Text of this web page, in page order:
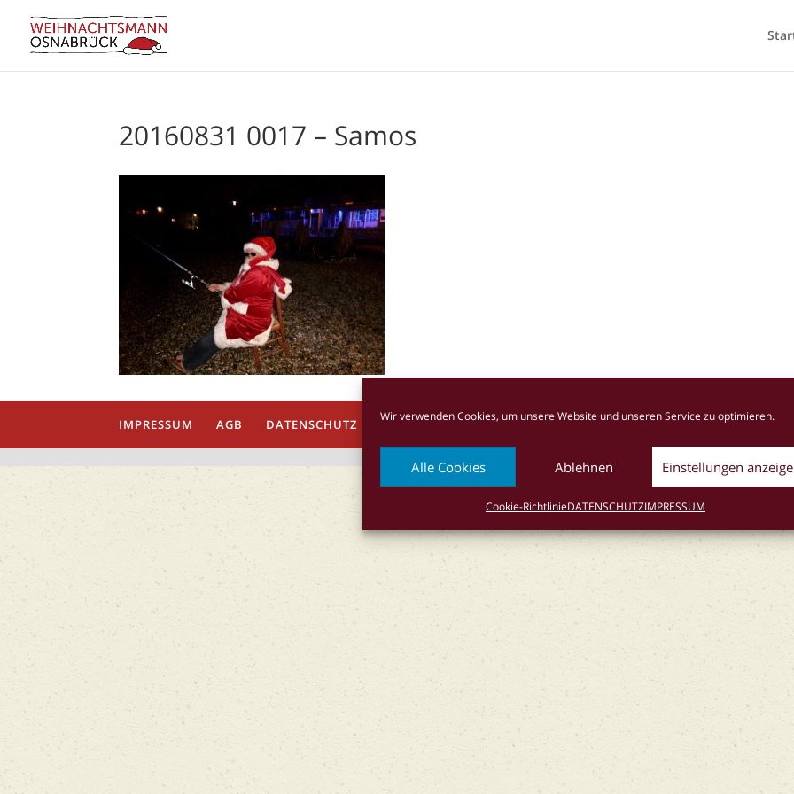
Wir verwenden Cookies, um unsere Website und unseren Service zu optimieren.
Alle Cookies Ablehnen Einstellungen
Cookie-RichtlinieDATENSCHUTZIMPRESSUM
20160831 0017 – Samos
IMPRESSUM AGB DATENSCHUTZ Cookie-Richtlinie (EU)